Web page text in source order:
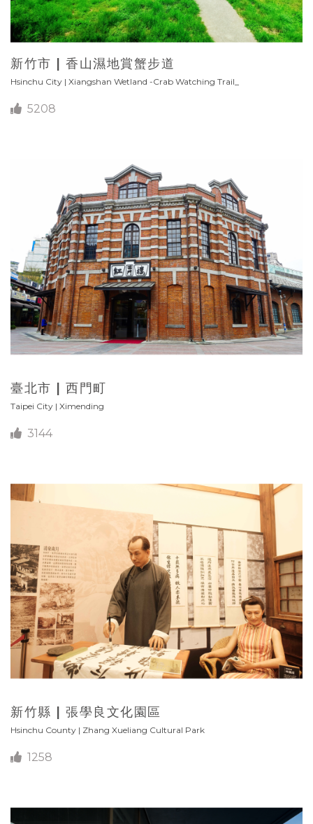
新竹市 | 香山濕地賞蟹步道
Hsinchu City | Xiangshan Wetland -Crab Watching Trail_
5208
臺北市 | 西門町
Taipei City | Ximending
3144
新竹縣 | 張學良文化園區
Hsinchu County | Zhang Xueliang Cultural Park
1258